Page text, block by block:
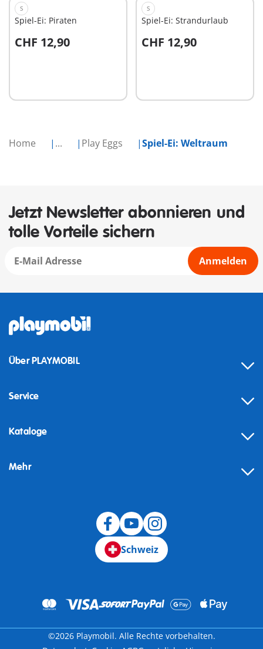
Home ... Play Eggs Spiel-Ei: Weltraum
S
Spiel-Ei: Piraten
CHF 12,90
In den Warenkorb
S
Spiel-Ei: Strandurlaub
CHF 12,90
In den Warenkorb
Jetzt Newsletter abonnieren und
tolle Vorteile sichern
Anmelden
Über PLAYMOBIL
Service
Kataloge
Mehr
Schweiz
©2026 Playmobil. Alle Rechte vorbehalten.